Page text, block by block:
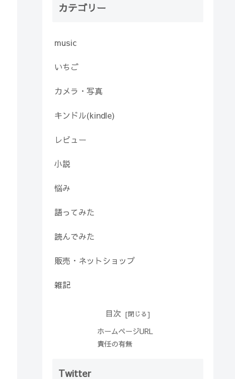
カテゴリー
music
いちご
カメラ・写真
キンドル(kindle)
レビュー
小説
悩み
語ってみた
読んでみた
販売・ネットショップ
雑記
目次
ホームページURL
責任の有無
Twitter